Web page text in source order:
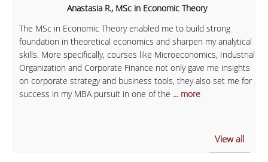
Anastasia R., MSc in Economic Theory
The MSc in Economic Theory enabled me to build strong
foundation in theoretical economics and sharpen my analytical
skills. More specifically, courses like Microeconomics, Industrial
Organization and Corporate Finance not only gave me insights
on corporate strategy and business tools, they also set me for
success in my MBA pursuit in one of the ... more
View all